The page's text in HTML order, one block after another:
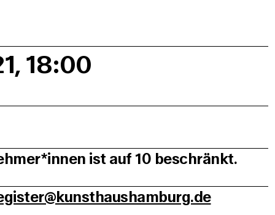
18:00
ist auf 10 beschränkt.